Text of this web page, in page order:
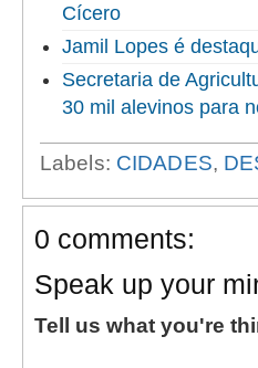
Cícero
Jamil Lopes é
Secretaria de
30 mil alevinos para
Labels: CIDADES,
0 comments:
Speak up your
Tell us what you're